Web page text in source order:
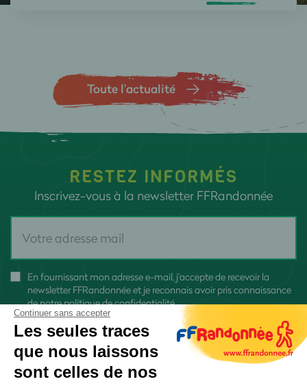
Toute l’actualité
RESTEZ INFORMÉS
Inscrivez-vous à la newsletter FFRandonnée
En fournissant mon adresse e-mail, j'accepte de recevoir la
newsletter FFRandonnée et je reconnais avoir pris connaissance
denotre politique de confidentialité
Continuer sans accepter
Les seules traces
que nous laissons
sont celles de nos